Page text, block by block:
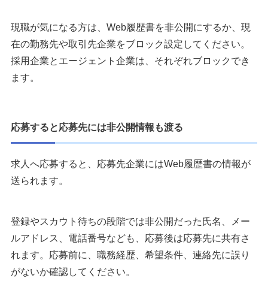
現職が気になる方は、Web履歴書を非公開にするか、現
在の勤務先や取引先企業をブロック設定してください。
採用企業とエージェント企業は、それぞれブロックでき
ます。
応募すると応募先には非公開情報も渡る
求人へ応募すると、応募先企業にはWeb履歴書の情報が
送られます。
登録やスカウト待ちの段階では非公開だった氏名、メー
ルアドレス、電話番号なども、応募後は応募先に共有さ
れます。応募前に、職務経歴、希望条件、連絡先に誤り
がないか確認してください。